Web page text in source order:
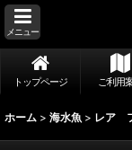
メニュー
トップページ ご利用
ホーム > 海水魚 > レア